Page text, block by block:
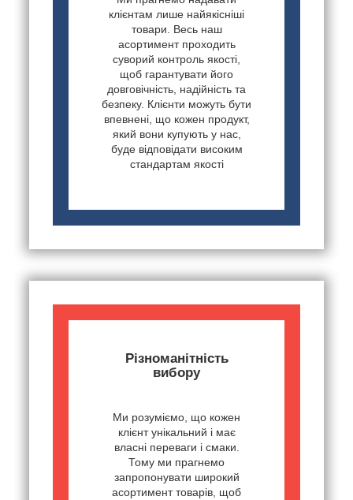
клієнтам лише найякісніші
товари. Весь наш
асортимент проходить
суворий контроль якості,
щоб гарантувати його
довговічність, надійність та
безпеку. Клієнти можуть бути
впевнені, що кожен продукт,
який вони купують у нас,
буде відповідати високим
стандартам якості
Різноманітність
вибору
Ми розуміємо, що кожен
клієнт унікальний і має
власні переваги і смаки.
Тому ми прагнемо
запропонувати широкий
асортимент товарів, щоб